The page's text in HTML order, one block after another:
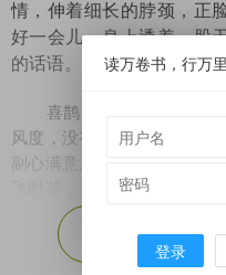
情，伸着细长的脖颈，正
好一会儿，身上透着一股
的话语。
喜鹊是天生优雅的鸟，
风度，没有争抢，吃饱了就
副心满意足的样子。喜鹊又
飞时落，欢快地唱响一曲曲
的言语，但无疑能感受到这
我的童年伙伴老吴家养
又可以随时回到老吴为它
展开
读万卷书，行万里
登录